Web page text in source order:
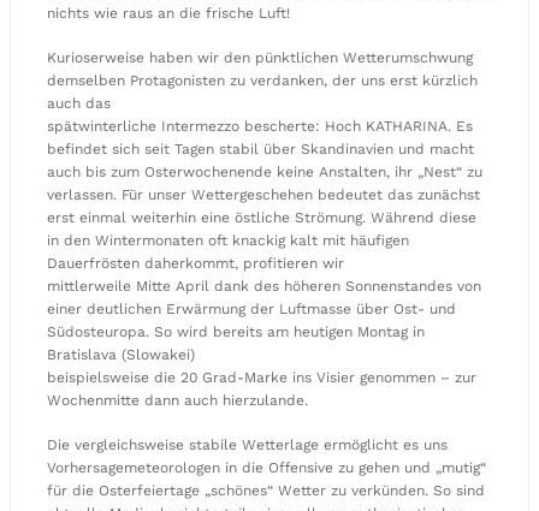
nichts wie raus an die frische Luft!
Kurioserweise haben wir den pünktlichen Wetterumschwung
demselben Protagonisten zu verdanken, der uns erst kürzlich
auch das
spätwinterliche Intermezzo bescherte: Hoch KATHARINA. Es
befindet sich seit Tagen stabil über Skandinavien und macht
auch bis zum Osterwochenende keine Anstalten, ihr „Nest“ zu
verlassen. Für unser Wettergeschehen bedeutet das zunächst
erst einmal weiterhin eine östliche Strömung. Während diese
in den Wintermonaten oft knackig kalt mit häufigen
Dauerfrösten daherkommt, profitieren wir
mittlerweile Mitte April dank des höheren Sonnenstandes von
einer deutlichen Erwärmung der Luftmasse über Ost- und
Südosteuropa. So wird bereits am heutigen Montag in
Bratislava (Slowakei)
beispielsweise die 20 Grad-Marke ins Visier genommen – zur
Wochenmitte dann auch hierzulande.
Die vergleichsweise stabile Wetterlage ermöglicht es uns
Vorhersagemeteorologen in die Offensive zu gehen und „mutig“
für die Osterfeiertage „schönes“ Wetter zu verkünden. So sind